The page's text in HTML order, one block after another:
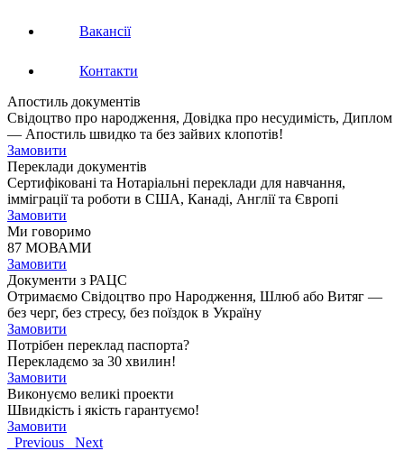
Вакансії
Контакти
Апостиль документів
Свідоцтво про народження, Довідка про несудимість, Диплом
— Апостиль швидко та без зайвих клопотів!
Замовити
Переклади документів
Сертифіковані та Нотаріальні переклади для навчання,
імміграції та роботи в США, Канаді, Англії та Європі
Замовити
Ми говоримо
87 МОВАМИ
Замовити
Документи з РАЦС
Отримаємо Свідоцтво про Народження, Шлюб або Витяг —
без черг, без стресу, без поїздок в Україну
Замовити
Потрібен переклад паспорта?
Перекладємо за 30 хвилин!
Замовити
Виконуємо великі проекти
Швидкість і якість гарантуємо!
Замовити
Previous
Next